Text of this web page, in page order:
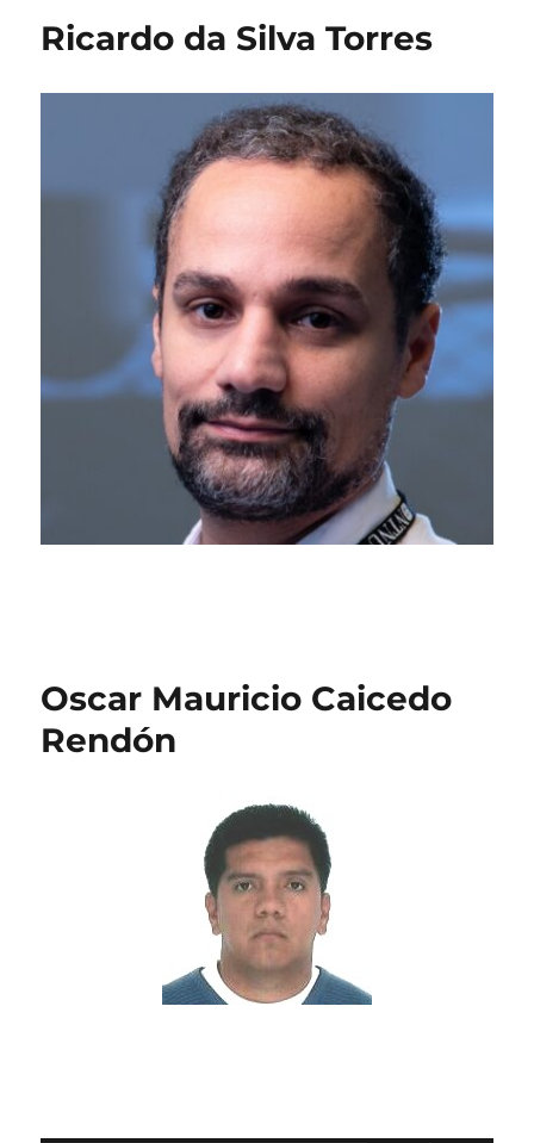
Ricardo da Silva Torres
Oscar Mauricio Caicedo
Rendón